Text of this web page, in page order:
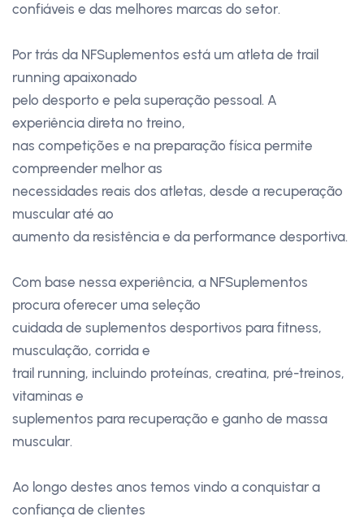
confiáveis e das melhores marcas do setor.
Por trás da NFSuplementos está um atleta de trail
running apaixonado
pelo desporto e pela superação pessoal. A
experiência direta no treino,
nas competições e na preparação física permite
compreender melhor as
necessidades reais dos atletas, desde a recuperação
muscular até ao
aumento da resistência e da performance desportiva.
Com base nessa experiência, a NFSuplementos
procura oferecer uma seleção
cuidada de suplementos desportivos para fitness,
musculação, corrida e
trail running, incluindo proteínas, creatina, pré-treinos,
vitaminas e
suplementos para recuperação e ganho de massa
muscular.
Ao longo destes anos temos vindo a conquistar a
confiança de clientes